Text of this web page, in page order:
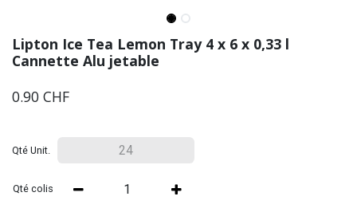
Lipton Ice Tea Lemon Tray 4 x 6 x 0,33 l
Cannette Alu jetable
0.90 CHF
Qté Unit.
Qté colis